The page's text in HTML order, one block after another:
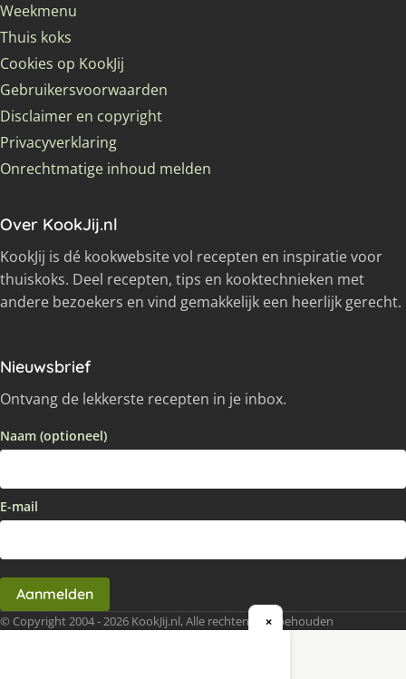
Weekmenu
Thuis koks
Cookies op KookJij
Gebruikersvoorwaarden
Disclaimer en copyright
Privacyverklaring
Onrechtmatige inhoud melden
Over KookJij.nl
KookJij is dé kookwebsite vol recepten en inspiratie voor
thuiskoks. Deel recepten, tips en kooktechnieken met
andere bezoekers en vind gemakkelijk een heerlijk gerecht.
Nieuwsbrief
Ontvang de lekkerste recepten in je inbox.
Naam (optioneel)
E-mail
Aanmelden
© Copyright 2004 - 2026 KookJij.nl, Alle rechten voorbehouden
×